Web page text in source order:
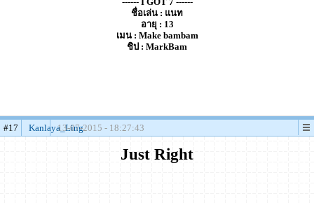
ชื่อเล่น : แนท
อายุ : 13
เมน : Make bambam
ชิป : MarkBam
#17 Kanlaya_Ling13-07-2015 - 18:27:43
Just Right